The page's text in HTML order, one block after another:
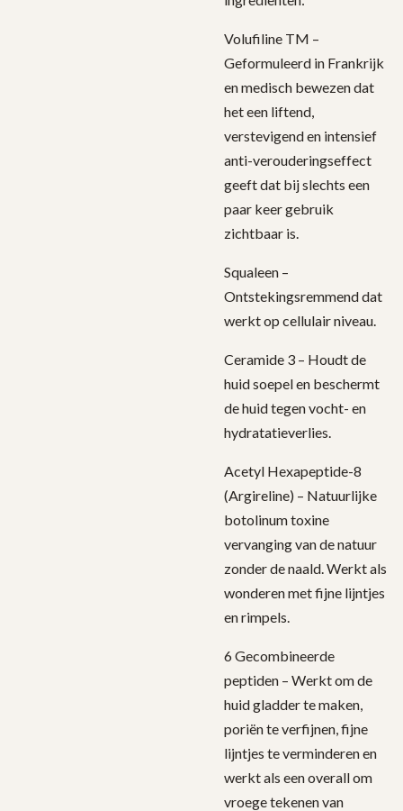
Volufiline TM –
Geformuleerd in Frankrijk
en medisch bewezen dat
het een liftend,
verstevigend en intensief
anti-verouderingseffect
geeft dat bij slechts een
paar keer gebruik
zichtbaar is.
Squaleen –
Ontstekingsremmend dat
werkt op cellulair niveau.
Ceramide 3 – Houdt de
huid soepel en beschermt
de huid tegen vocht- en
hydratatieverlies.
Acetyl Hexapeptide-8
(Argireline) – Natuurlijke
botolinum toxine
vervanging van de natuur
zonder de naald. Werkt als
wonderen met fijne lijntjes
en rimpels.
6 Gecombineerde
peptiden – Werkt om de
huid gladder te maken,
poriën te verfijnen, fijne
lijntjes te verminderen en
werkt als een overall om
vroege tekenen van